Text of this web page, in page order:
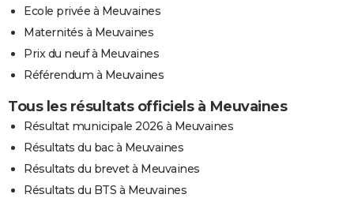
Ecole privée à Meuvaines
Maternités à Meuvaines
Prix du neuf à Meuvaines
Référendum à Meuvaines
Tous les résultats officiels à Meuvaines
Résultat municipale 2026 à Meuvaines
Résultats du bac à Meuvaines
Résultats du brevet à Meuvaines
Résultats du BTS à Meuvaines